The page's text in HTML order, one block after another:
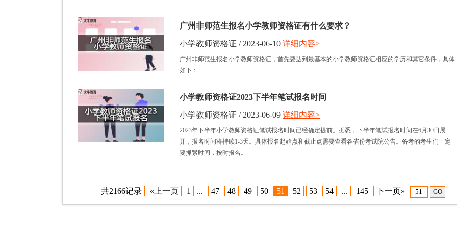
广州非师范生报名小学教师资格证有什么要求？
小学教师资格证 / 2023-06-10
广州非师范生报名小学教师资格证，首先要达到最基本的小学教师资格证相应的学历和其它条件，具体
如下：
详细内容>
小学教师资格证2023下半年笔试报名时间
小学教师资格证 / 2023-06-09
2023年下半年小学教师资格证笔试报名时间已经确定提前。据悉，下半年笔试报名时间在6月30日展
开，报名时间将持续1-3天。具体报名起始点和截止点需要查看各省份考试院公告。备考的考生们一定
要抓紧时间，按时报名。
详细内容>
共2166记录 «上一页 1 ... 47 48 49 50 51 52 53 54 ... 145 下一页» GO